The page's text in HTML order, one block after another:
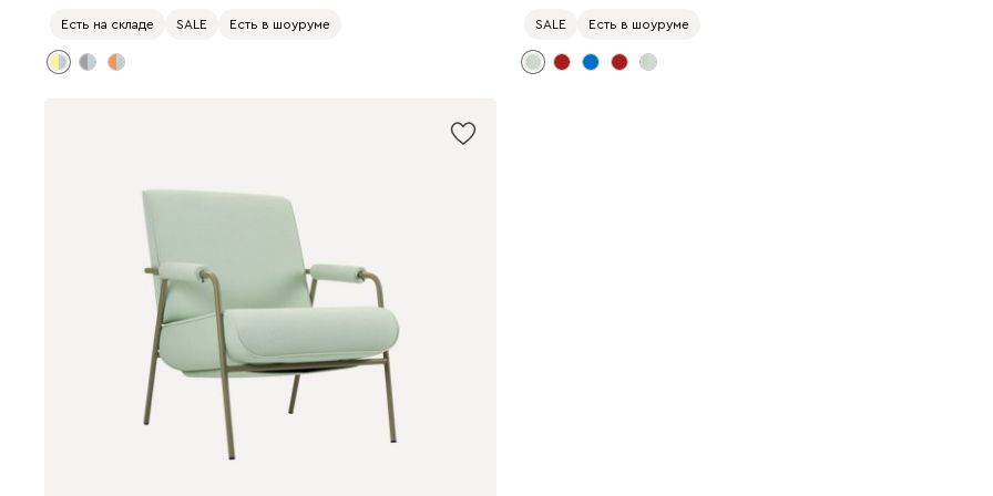
Есть на складе SALE Есть в шоуруме SALE Есть в шоуруме